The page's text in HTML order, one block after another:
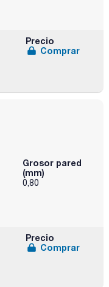
Precio
Comprar
Grosor pared
(mm)
0,80
Precio
Comprar